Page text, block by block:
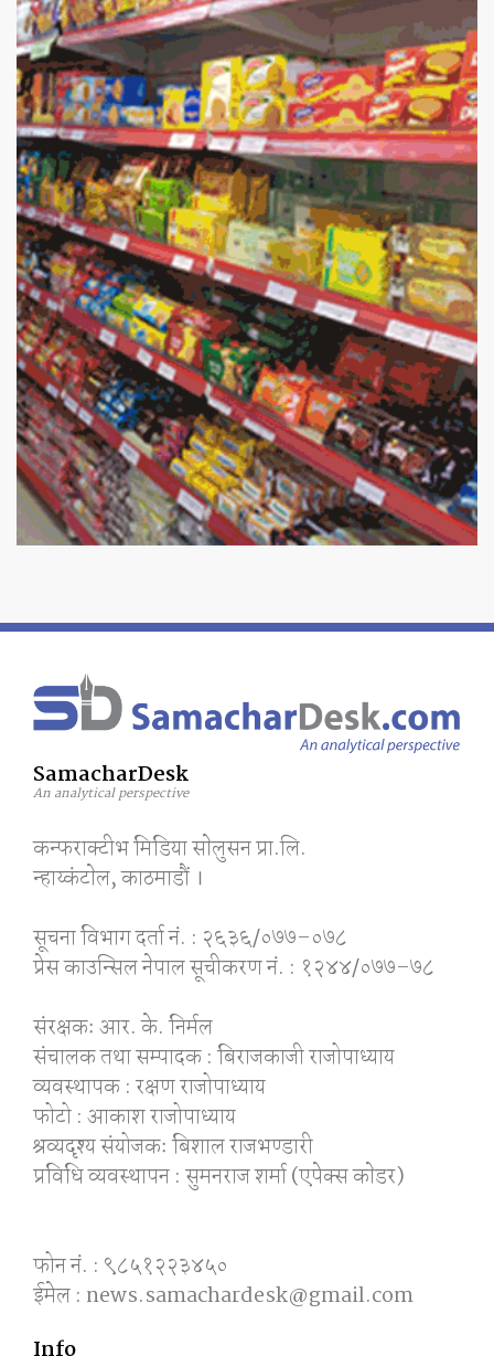
SamacharDesk
An analytical perspective
कन्फराक्टीभ मिडिया साेलुसन प्रा.लि.
न्हाय्कंटाेल, काठमाडाैं ।
सूचना विभाग दर्ता नं. : २६३६/०७७–०७८
प्रेस काउन्सिल नेपाल सूचीकरण नं. : १२४४/०७७–७८
संरक्षकः आर. के. निर्मल
संचालक तथा सम्पादक : बिराजकाजी राजोपाध्याय
व्यवस्थापक : रक्षण राजोपाध्याय
फोटो : आकाश राजोपाध्याय
श्रव्यदृश्य संयोजकः बिशाल राजभण्डारी
प्रविधि व्यवस्थापन : सुमनराज शर्मा (एपेक्स काेडर)
फोन नं. : ९८५१२२३४५०
ईमेल : news.samachardesk@gmail.com